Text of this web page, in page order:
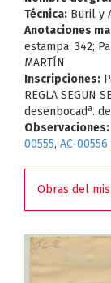
Técnica: Buril y
Anotaciones
estampa: 342;
MARTÍN
Inscripciones:
REGLA SEGUN
desenbocad a.
Observaciones:
00555, AC-00556
Obras del